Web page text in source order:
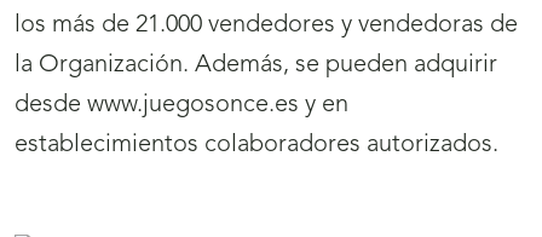
los más de 21.000 vendedores y vendedoras de
la Organización. Además, se pueden adquirir
desde www.juegosonce.es y en
establecimientos colaboradores autorizados.